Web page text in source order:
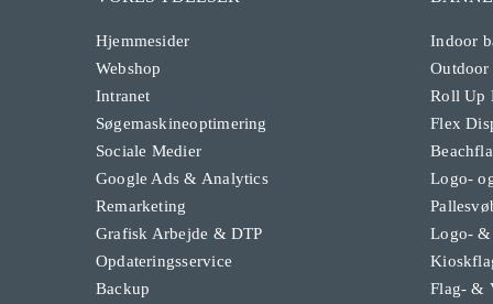
Hjemmesider
Webshop
Intranet
Søgemaskineoptimering
Sociale Medier
Google Ads & Analytics
Remarketing
Grafisk Arbejde & DTP
Opdateringsservice
Backup
Indoor
Outdoor
Roll Up
Flex
Logo-
Logo- &
Flag- &